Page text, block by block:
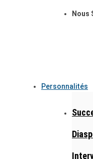
Nous
Personnalités